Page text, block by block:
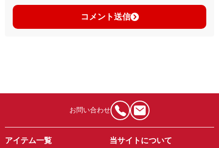
コメント送信
お問い合わせ
アイテム一覧 当サイトについて